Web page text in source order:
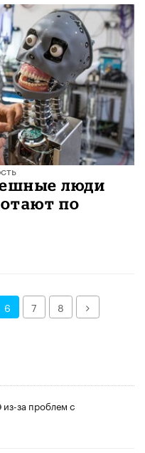
люди
по
6 7 8 Далее
за проблем с